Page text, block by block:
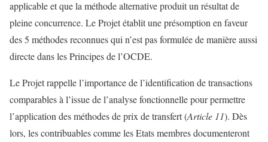
applicable et que la méthode alternative produit un résultat de
pleine concurrence. Le Projet établit une présomption en faveur
des 5 méthodes reconnues qui n’est pas formulée de manière aussi
directe dans les Principes de l’OCDE.
Le Projet rappelle l’importance de l’identification de transactions
comparables à l’issue de l’analyse fonctionnelle pour permettre
l’application des méthodes de prix de transfert (Article 11). Dès
lors, les contribuables comme les Etats membres documenteront